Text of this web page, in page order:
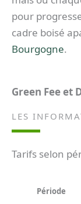
pour
cadre boisé
Bourgogne.
Green Fee et
LES
Tarifs selon
Période